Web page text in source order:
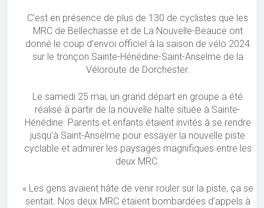
C’est en présence de plus de 130 de cyclistes que les
MRC de Bellechasse et de La Nouvelle-Beauce ont
donné le coup d’envoi officiel à la saison de vélo 2024
sur le tronçon Sainte-Hénédine-Saint-Anselme de la
Véloroute de Dorchester.
Le samedi 25 mai, un grand départ en groupe a été
réalisé à partir de la nouvelle halte située à Sainte-
Hénédine. Parents et enfants étaient invités à se rendre
jusqu’à Saint-Anselme pour essayer la nouvelle piste
cyclable et admirer les paysages magnifiques entre les
deux MRC.
« Les gens avaient hâte de venir rouler sur la piste, ça se
sentait. Nos deux MRC étaient bombardées d’appels à